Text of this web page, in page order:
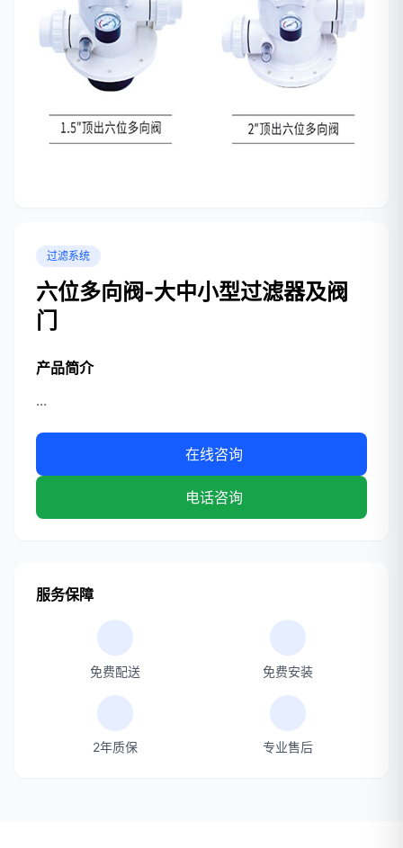
过滤系统
六位多向阀-大中小型过滤器及阀
门
产品简介
...
在线咨询
电话咨询
服务保障
免费配送 免费安装
2年质保 专业售后